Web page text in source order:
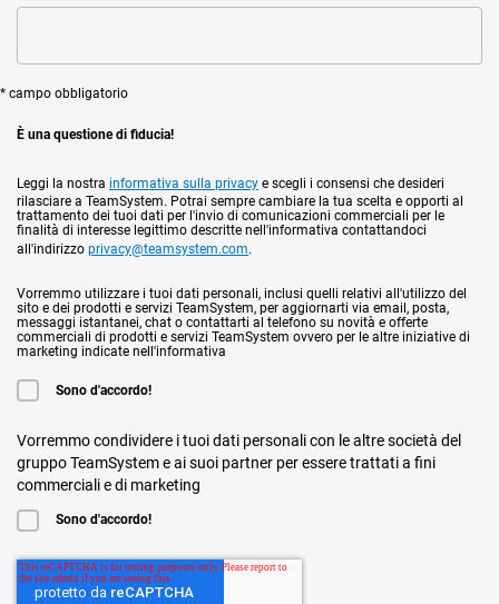
* campo obbligatorio
È una questione di fiducia!
Leggi la nostra informativa sulla privacy e scegli i consensi che desideri
rilasciare a TeamSystem. Potrai sempre cambiare la tua scelta e opporti al
trattamento dei tuoi dati per l'invio di comunicazioni commerciali per le
finalità di interesse legittimo descritte nell'informativa contattandoci
all'indirizzo privacy@teamsystem.com.
Vorremmo utilizzare i tuoi dati personali, inclusi quelli relativi all'utilizzo del
sito e dei prodotti e servizi TeamSystem, per aggiornarti via email, posta,
messaggi istantanei, chat o contattarti al telefono su novità e offerte
commerciali di prodotti e servizi TeamSystem ovvero per le altre iniziative di
marketing indicate nell'informativa
Sono d'accordo!
Vorremmo condividere i tuoi dati personali con le altre società del
gruppo TeamSystem e ai suoi partner per essere trattati a fini
commerciali e di marketing
Sono d'accordo!